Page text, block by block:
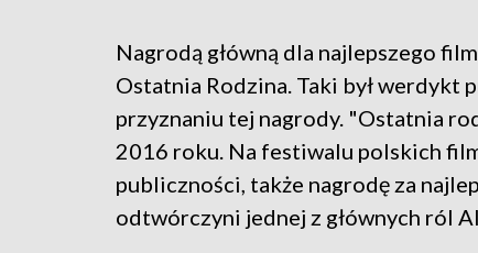
Nagrodą główną dla najlepszego
Ostatnia Rodzina. Taki był werdykt
przyznaniu tej nagrody. "Ostatnia
2016 roku. Na festiwalu polskich
publiczności, także nagrodę za
odtwórczyni jednej z głównych ról